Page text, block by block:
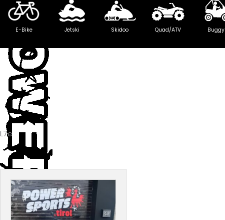
E-Bike Jetski Skidoo Quad/ATV Buggy
L7e
Preis
war:
€ 11.890,00
Preis